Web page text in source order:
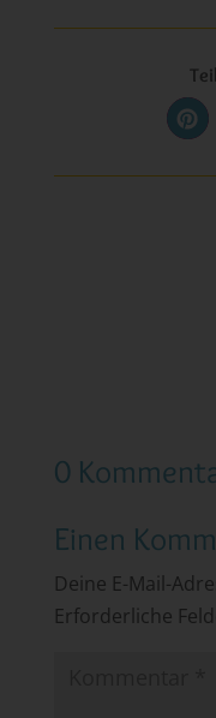
0
Einen
Deine E-Mail-
Erforderliche